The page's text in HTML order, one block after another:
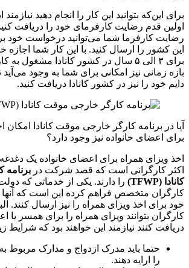
برای این‌که بتوانید این کار را انجام دهید نیازمند
اولین قدم رضایت کارفرمای خود را دریافت
رضایت کارفرما شما می‌توانید درخواست خود
این کشور را ارسال کنید. با این کار شما اجازه
برای ۳ الی ۵ سال در کشور کانادا مشغول
بازه زمانی نیز امکانی برای شما به وجود می‌آید
دایم خود را نیز در کشور کانادا دریافت کنید.
آیا در برنامه کارگر خارجی موقت کانادا امکان
برای اعضای خانواده نیز وجود دارد؟
اخذ ویزای همراه برای اعضای خانواده یک
اکثر کارگرانی است که قصد شرکت در
کانادا (TFWP
) را دارند. یکی از خدماتی که
کارگران متخصص فراهم کرده این است که آنها
خود برای اخذ ویزای همراه را نیز ارسال کنند.
کارگران بتوانند ویزای همراه را برای همسر یا
دریافت کنند نیازمند این خواهند بود که شرایط
حتما باید مدرک ازدواج و مدارک مربوط
را ارایه دهند.